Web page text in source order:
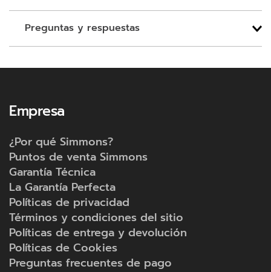
Preguntas y respuestas
Empresa
¿Por qué Simmons?
Puntos de venta Simmons
Garantía Técnica
La Garantía Perfecta
Políticas de privacidad
Términos y condiciones del sitio
Políticas de entrega y devolución
Políticas de Cookies
Preguntas frecuentes de pago